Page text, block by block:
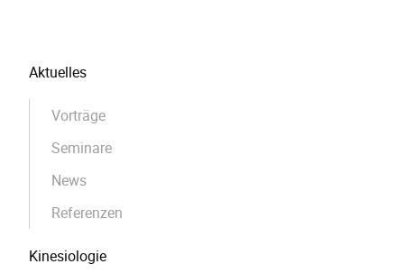
überspringen
Aktuelles
Vorträge
Seminare
News
Referenzen
Kinesiologie